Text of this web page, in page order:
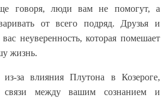
говоря, люди вам не помогут, а
от всего подряд. Друзья и
неуверенность, которая помешает
жизнь.
за влияния Плутона в Козероге,
связи между вашим сознанием и